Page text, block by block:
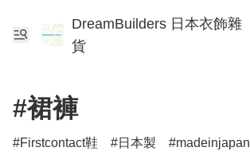
DreamBuilders 日本衣飾雜
貨
#裙褲
Firstcontact鞋 日本製 madeinjapan